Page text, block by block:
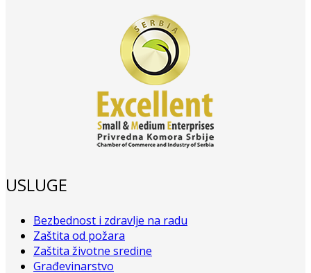
USLUGE
Bezbednost i zdravlje na radu
Zaštita od požara
Zaštita životne sredine
Građevinarstvo